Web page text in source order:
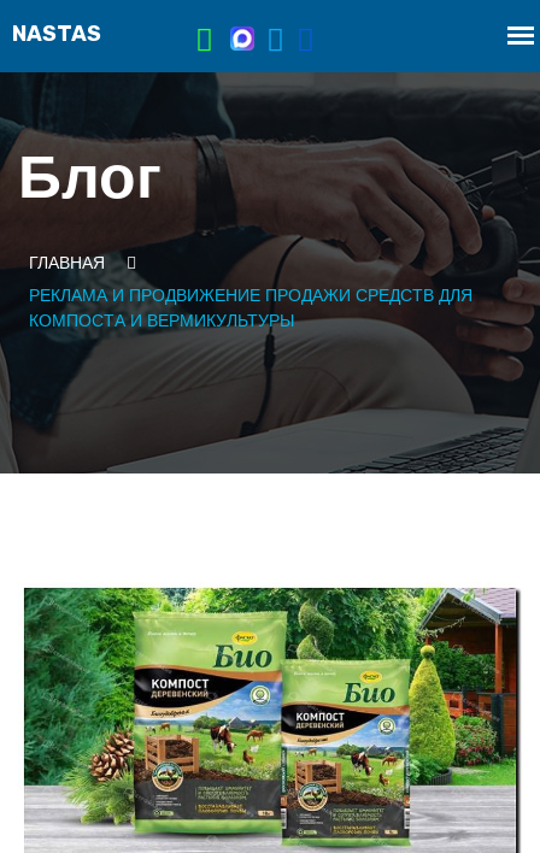
Блог
ГЛАВНАЯ
РЕКЛАМА И ПРОДВИЖЕНИЕ ПРОДАЖИ СРЕДСТВ ДЛЯ
КОМПОСТА И ВЕРМИКУЛЬТУРЫ